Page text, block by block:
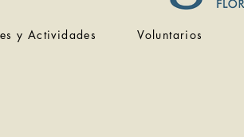
y Actividades Voluntarios